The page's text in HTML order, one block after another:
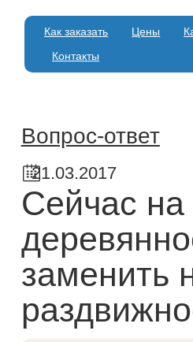
Как заказать Цены
Контакты
Вопрос-ответ
21.03.2017
Сейчас
заменить